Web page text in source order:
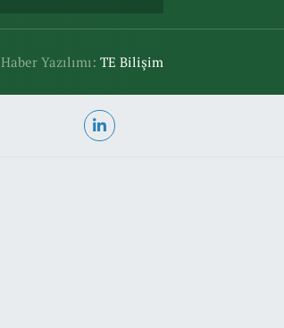
Haber Yazılımı:TE Bilişim